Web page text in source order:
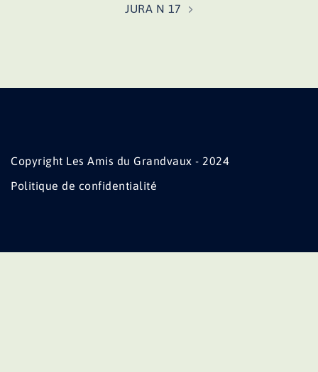
JURA N 17
Copyright Les Amis du Grandvaux - 2024
Politique de confidentialité